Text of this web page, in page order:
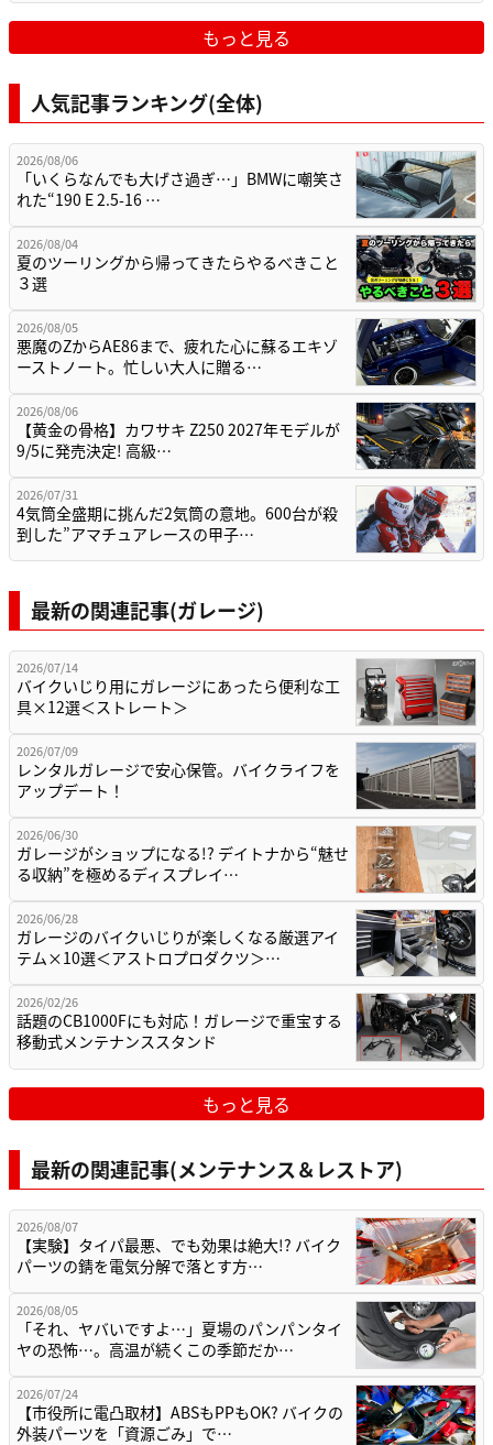
もっと見る
人気記事ランキング(全体)
2026/08/06
「いくらなんでも大げさ過ぎ…」BMWに嘲笑さ
れた“190 E 2.5-16 …
2026/08/04
夏のツーリングから帰ってきたらやるべきこと
３選
2026/08/05
悪魔のZからAE86まで、疲れた心に蘇るエキゾ
ーストノート。忙しい大人に贈る…
2026/08/06
【黄金の骨格】カワサキ Z250 2027年モデルが
9/5に発売決定! 高級…
2026/07/31
4気筒全盛期に挑んだ2気筒の意地。600台が殺
到した”アマチュアレースの甲子…
最新の関連記事(ガレージ)
2026/07/14
バイクいじり用にガレージにあったら便利な工
具×12選＜ストレート＞
2026/07/09
レンタルガレージで安心保管。バイクライフを
アップデート！
2026/06/30
ガレージがショップになる!? デイトナから“魅せ
る収納”を極めるディスプレイ…
2026/06/28
ガレージのバイクいじりが楽しくなる厳選アイ
テム×10選＜アストロプロダクツ＞…
2026/02/26
話題のCB1000Fにも対応！ガレージで重宝する
移動式メンテナンススタンド
もっと見る
最新の関連記事(メンテナンス＆レストア)
2026/08/07
【実験】タイパ最悪、でも効果は絶大!? バイク
パーツの錆を電気分解で落とす方…
2026/08/05
「それ、ヤバいですよ…」夏場のパンパンタイ
ヤの恐怖…。高温が続くこの季節だか…
2026/07/24
【市役所に電凸取材】ABSもPPもOK? バイクの
外装パーツを「資源ごみ」で…